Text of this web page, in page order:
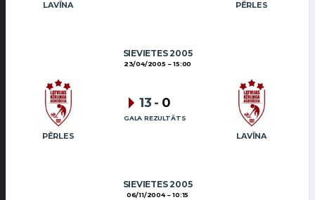
LAVĪNA PĒRLES
SIEVIETES 2005
23/04/2005 15:00
PĒRLES LAVĪNA
13 - 0
GALA REZULTĀTS
SIEVIETES 2005
06/11/2004 10:15